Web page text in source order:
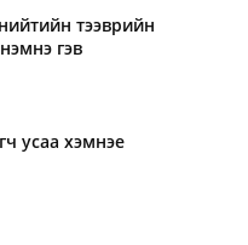
тээврийн
гэв
усаа хэмнэе